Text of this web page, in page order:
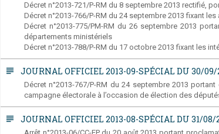
Décret n°2013-721/P-RM du 8 septembre 2013 rectifié,
Décret n°2013-766/P-RM du 24 septembre 2013 fixant
Décret n°2013-775/PM-RM du 26 septembre 2013
départements ministériels
Décret n°2013-788/P-RM du 17 octobre 2013 fixant les
subject JOURNAL OFFICIEL 2013-09-SPÉCIAL DU 30/09/
Décret n°2013-767/P-RM du 24 septembre 2013
campagne électorale à l’occasion de élection des
subject JOURNAL OFFICIEL 2013-08-SPÉCIAL DU 31/08/